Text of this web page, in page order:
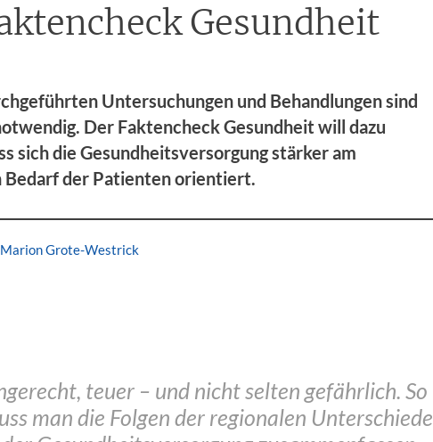
Gesundheit
Untersuchungen und Behandlungen sind
Der Faktencheck Gesundheit will dazu
sich die Gesundheitsversorgung stärker am
Bedarf der Patienten orientiert.
Marion Grote-Westrick
teuer – und nicht selten gefährlich. So
man die Folgen der regionalen Unterschiede